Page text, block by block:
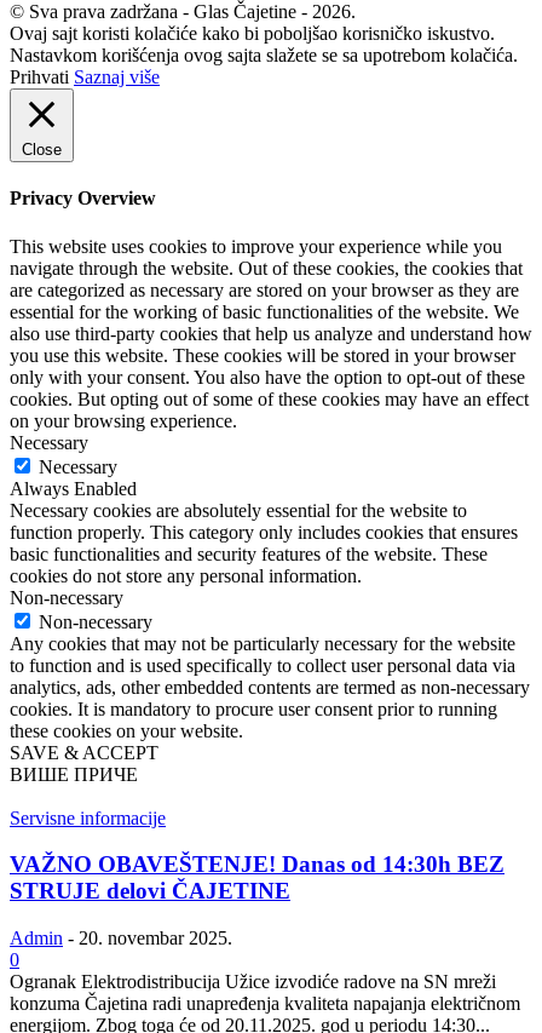
© Sva prava zadržana - Glas Čajetine - 2026.
Ovaj sajt koristi kolačiće kako bi poboljšao korisničko iskustvo.
Nastavkom korišćenja ovog sajta slažete se sa upotrebom kolačića.
Prihvati Saznaj više
Close
Privacy Overview
This website uses cookies to improve your experience while you
navigate through the website. Out of these cookies, the cookies that
are categorized as necessary are stored on your browser as they are
essential for the working of basic functionalities of the website. We
also use third-party cookies that help us analyze and understand how
you use this website. These cookies will be stored in your browser
only with your consent. You also have the option to opt-out of these
cookies. But opting out of some of these cookies may have an effect
on your browsing experience.
Necessary
Necessary
Always Enabled
Necessary cookies are absolutely essential for the website to
function properly. This category only includes cookies that ensures
basic functionalities and security features of the website. These
cookies do not store any personal information.
Non-necessary
Non-necessary
Any cookies that may not be particularly necessary for the website
to function and is used specifically to collect user personal data via
analytics, ads, other embedded contents are termed as non-necessary
cookies. It is mandatory to procure user consent prior to running
these cookies on your website.
SAVE & ACCEPT
ВИШЕ ПРИЧЕ
Servisne informacije
VAŽNO OBAVEŠTENJE! Danas od 14:30h BEZ
STRUJE delovi ČAJETINE
Admin - 20. novembar 2025.
0
Ogranak Elektrodistribucija Užice izvodiće radove na SN mreži
konzuma Čajetina radi unapređenja kvaliteta napajanja električnom
energijom. Zbog toga će od 20.11.2025. god u periodu 14:30...